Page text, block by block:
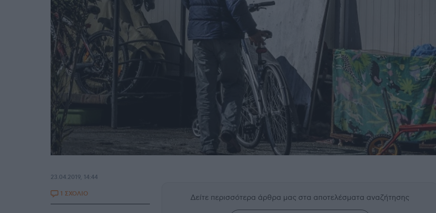
Δείτε περισσότερα άρθρα μας στα αποτελέσματα αναζήτησης
23.04.2019, 14:44
1 ΣΧΟΛΙΟ